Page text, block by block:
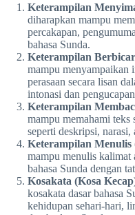
Keterampilan
diharapkan mampu
percakapan,
bahasa Sunda.
Keterampilan
mampu menyampaikan
perasaan secara lisan
intonasi dan
Keterampilan
mampu memahami teks
seperti deskripsi, narasi,
Keterampilan Menulis
mampu menulis kalimat
bahasa Sunda dengan
Kosakata (Kosa
kosakata dasar bahasa
kehidupan sehari-hari,